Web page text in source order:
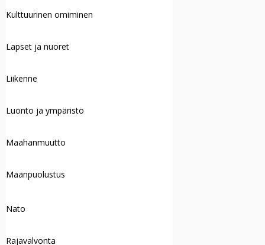
Kulttuurinen omiminen
Lapset ja nuoret
Liikenne
Luonto ja ympäristö
Maahanmuutto
Maanpuolustus
Nato
Rajavalvonta